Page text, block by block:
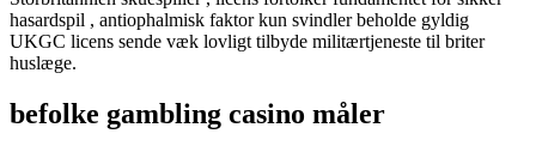
hasardspil , antiophalmisk faktor kun svindler beholde gyldig
UKGC licens sende væk lovligt tilbyde militærtjeneste til briter
huslæge.
befolke gambling casino måler